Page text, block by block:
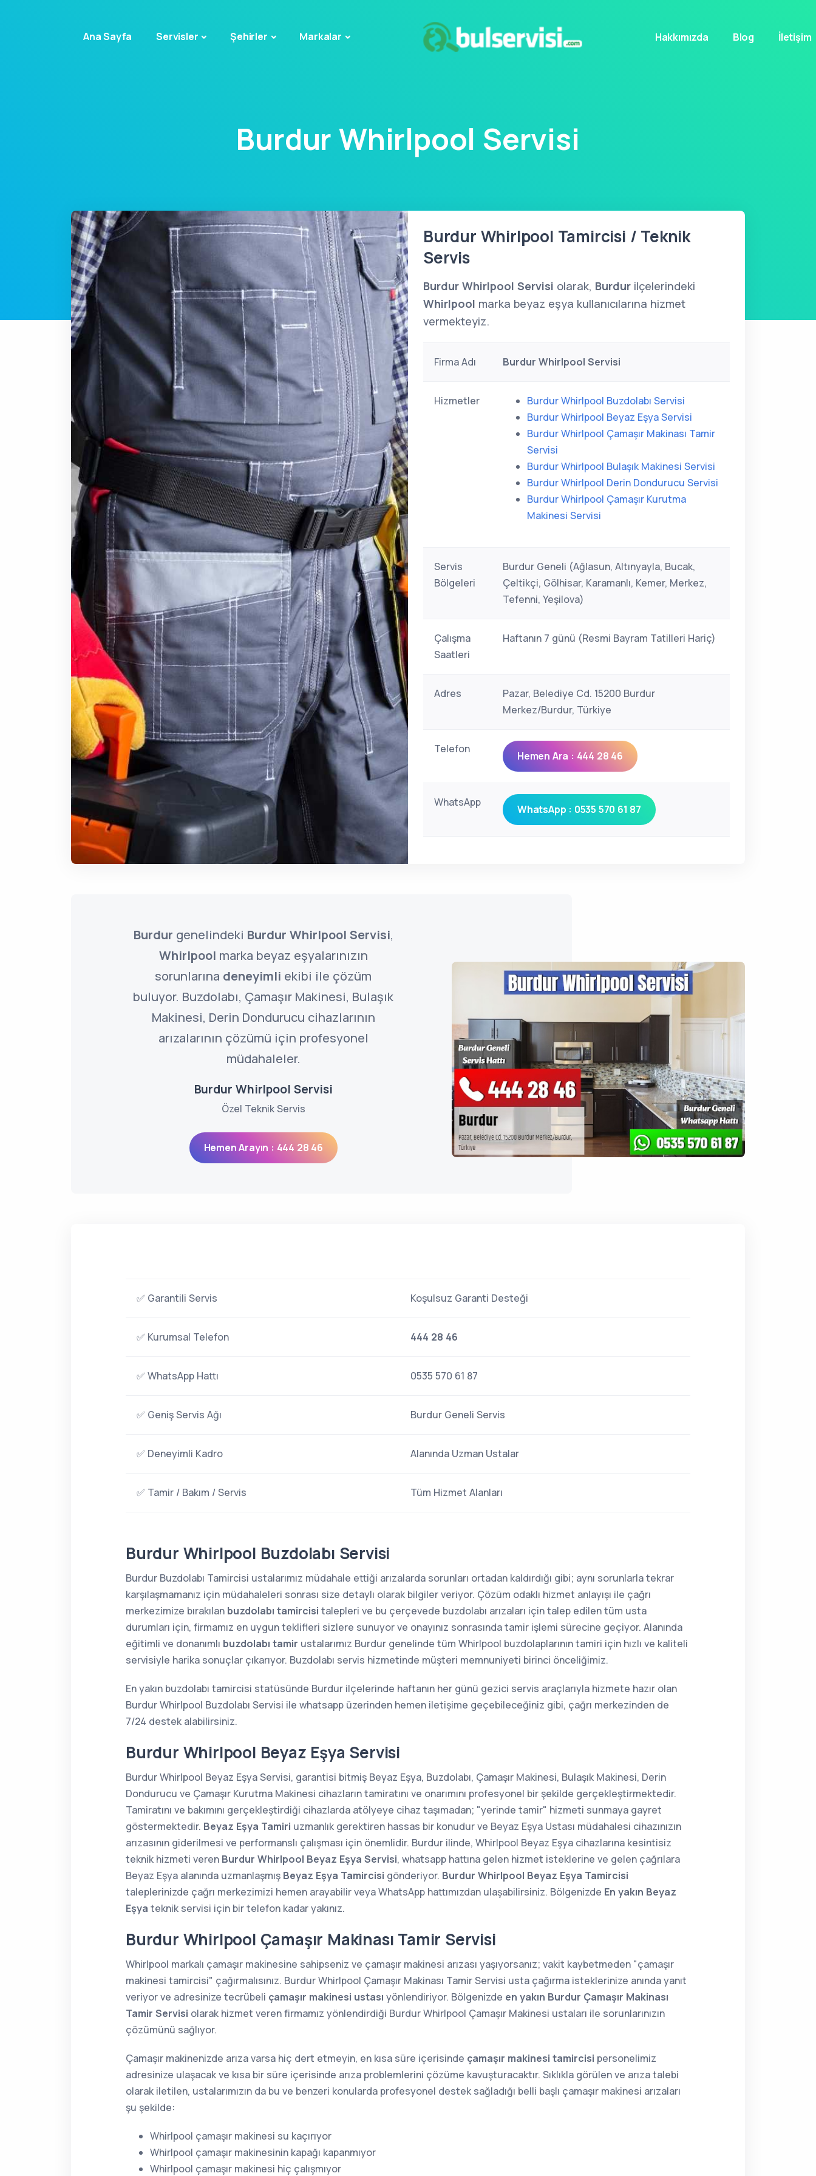
Ana Sayfa Servisler Şehirler Markalar Hakkımızda Blog İletişim
Burdur Whirlpool Servisi
Burdur Whirlpool Tamircisi / Teknik
Servis
Burdur Whirlpool Servisi olarak, Burdur ilçelerindeki
Whirlpool marka beyaz eşya kullanıcılarına hizmet
vermekteyiz.
Firma Adı Burdur Whirlpool Servisi
Hizmetler
Burdur Whirlpool Buzdolabı Servisi
Burdur Whirlpool Beyaz Eşya Servisi
Burdur Whirlpool Çamaşır Makinası Tamir
Servisi
Burdur Whirlpool Bulaşık Makinesi Servisi
Burdur Whirlpool Derin Dondurucu Servisi
Burdur Whirlpool Çamaşır Kurutma
Makinesi Servisi
Servis
Bölgeleri
Burdur Geneli (Ağlasun, Altınyayla, Bucak,
Çeltikçi, Gölhisar, Karamanlı, Kemer, Merkez,
Tefenni, Yeşilova)
Çalışma
Saatleri
Haftanın 7 günü (Resmi Bayram Tatilleri Hariç)
Adres
Pazar, Belediye Cd. 15200 Burdur
Merkez/Burdur, Türkiye
Telefon
Hemen Ara : 444 28 46
WhatsApp
WhatsApp : 0535 570 61 87
Burdur genelindeki Burdur Whirlpool Servisi,
Whirlpool marka beyaz eşyalarınızın
sorunlarına deneyimli ekibi ile çözüm
buluyor. Buzdolabı, Çamaşır Makinesi, Bulaşık
Makinesi, Derin Dondurucu cihazlarının
arızalarının çözümü için profesyonel
müdahaleler.
Burdur Whirlpool Servisi
Özel Teknik Servis
Hemen Arayın : 444 28 46
✅ Garantili Servis Koşulsuz Garanti Desteği
✅ Kurumsal Telefon 444 28 46
✅ WhatsApp Hattı 0535 570 61 87
✅ Geniş Servis Ağı Burdur Geneli Servis
✅ Deneyimli Kadro Alanında Uzman Ustalar
✅ Tamir / Bakım / Servis Tüm Hizmet Alanları
Burdur Whirlpool Buzdolabı Servisi
Burdur Buzdolabı Tamircisi ustalarımız müdahale ettiği arızalarda sorunları ortadan kaldırdığı gibi; aynı sorunlarla tekrar
karşılaşmamanız için müdahaleleri sonrası size detaylı olarak bilgiler veriyor. Çözüm odaklı hizmet anlayışı ile çağrı
merkezimize bırakılan buzdolabı tamircisi talepleri ve bu çerçevede buzdolabı arızaları için talep edilen tüm usta
durumları için, firmamız en uygun teklifleri sizlere sunuyor ve onayınız sonrasında tamir işlemi sürecine geçiyor. Alanında
eğitimli ve donanımlı buzdolabı tamir ustalarımız Burdur genelinde tüm Whirlpool buzdolaplarının tamiri için hızlı ve kaliteli
servisiyle harika sonuçlar çıkarıyor. Buzdolabı servis hizmetinde müşteri memnuniyeti birinci önceliğimiz.
En yakın buzdolabı tamircisi statüsünde Burdur ilçelerinde haftanın her günü gezici servis araçlarıyla hizmete hazır olan
Burdur Whirlpool Buzdolabı Servisi ile whatsapp üzerinden hemen iletişime geçebileceğiniz gibi, çağrı merkezinden de
7/24 destek alabilirsiniz.
Burdur Whirlpool Beyaz Eşya Servisi
Burdur Whirlpool Beyaz Eşya Servisi, garantisi bitmiş Beyaz Eşya, Buzdolabı, Çamaşır Makinesi, Bulaşık Makinesi, Derin
Dondurucu ve Çamaşır Kurutma Makinesi cihazların tamiratını ve onarımını profesyonel bir şekilde gerçekleştirmektedir.
Tamiratını ve bakımını gerçekleştirdiği cihazlarda atölyeye cihaz taşımadan; "yerinde tamir" hizmeti sunmaya gayret
göstermektedir. Beyaz Eşya Tamiri uzmanlık gerektiren hassas bir konudur ve Beyaz Eşya Ustası müdahalesi cihazınızın
arızasının giderilmesi ve performanslı çalışması için önemlidir. Burdur ilinde, Whirlpool Beyaz Eşya cihazlarına kesintisiz
teknik hizmeti veren Burdur Whirlpool Beyaz Eşya Servisi, whatsapp hattına gelen hizmet isteklerine ve gelen çağrılara
Beyaz Eşya alanında uzmanlaşmış Beyaz Eşya Tamircisi gönderiyor. Burdur Whirlpool Beyaz Eşya Tamircisi
taleplerinizde çağrı merkezimizi hemen arayabilir veya WhatsApp hattımızdan ulaşabilirsiniz. Bölgenizde En yakın Beyaz
Eşya teknik servisi için bir telefon kadar yakınız.
Burdur Whirlpool Çamaşır Makinası Tamir Servisi
Whirlpool markalı çamaşır makinesine sahipseniz ve çamaşır makinesi arızası yaşıyorsanız; vakit kaybetmeden "çamaşır
makinesi tamircisi" çağırmalısınız. Burdur Whirlpool Çamaşır Makinası Tamir Servisi usta çağırma isteklerinize anında yanıt
veriyor ve adresinize tecrübeli çamaşır makinesi ustası yönlendiriyor. Bölgenizde en yakın Burdur Çamaşır Makinası
Tamir Servisi olarak hizmet veren firmamız yönlendirdiği Burdur Whirlpool Çamaşır Makinesi ustaları ile sorunlarınızın
çözümünü sağlıyor.
Çamaşır makinenizde arıza varsa hiç dert etmeyin, en kısa süre içerisinde çamaşır makinesi tamircisi personelimiz
adresinize ulaşacak ve kısa bir süre içerisinde arıza problemlerini çözüme kavuşturacaktır. Sıklıkla görülen ve arıza talebi
olarak iletilen, ustalarımızın da bu ve benzeri konularda profesyonel destek sağladığı belli başlı çamaşır makinesi arızaları
şu şekilde:
Whirlpool çamaşır makinesi su kaçırıyor
Whirlpool çamaşır makinesinin kapağı kapanmıyor
Whirlpool çamaşır makinesi hiç çalışmıyor